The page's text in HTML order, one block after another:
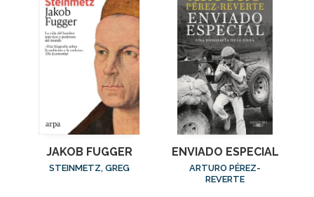
JAKOB FUGGER
STEINMETZ, GREG
ENVIADO ESPECIAL
ARTURO PÉREZ-
REVERTE